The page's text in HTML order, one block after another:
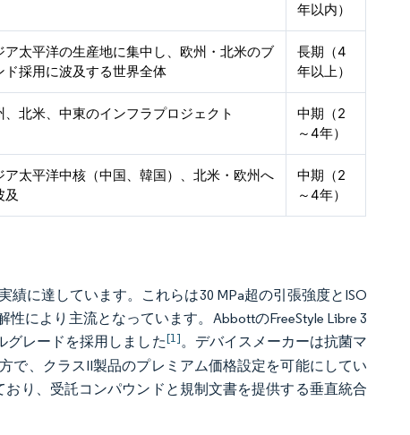
年以内）
ア太平洋の生産地に集中し、欧州・北米のブ
ド採用に波及する世界全体
長期（4
年以上）
、北米、中東のインフラプロジェクト
中期（2
～4年）
ア太平洋中核（中国、韓国）、北米・欧州へ
及
中期（2
～4年）
に達しています。これらは30 MPa超の引張強度とISO
により主流となっています。AbbottのFreeStyle Libre 3
グレードを採用しました[1]。デバイスメーカーは抗菌マ
で、クラスII製品のプレミアム価格設定を可能にしてい
り、受託コンパウンドと規制文書を提供する垂直統合